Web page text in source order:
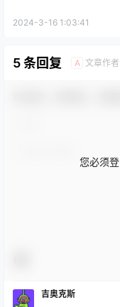
2024-3-16 1:03:41
5 条回复 A 文章作者
您必须
吉奥克斯